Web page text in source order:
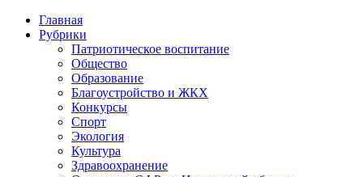
Главная
Рубрики
Патриотическое воспитание
Общество
Образование
Благоустройство и ЖКХ
Конкурсы
Спорт
Экология
Культура
Здравоохранение